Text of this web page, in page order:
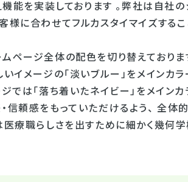
機能を実装しております 。弊社は自社
に合わせてフルカスタイマイズするこ
ページ全体の配色を切り替えておりま
イメージの「淡いブルー」をメインカ
は「落ち着いたネイビー」をメイン
信頼感をもっていただけるよう、 全体
医療職らしさを出すために細かく幾何